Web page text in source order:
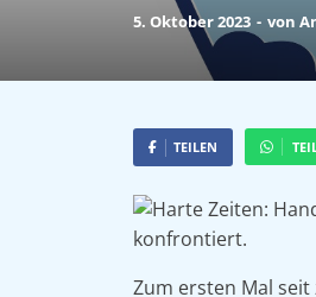
5. Oktober 2023 - von
TEILEN
Zum ersten Mal